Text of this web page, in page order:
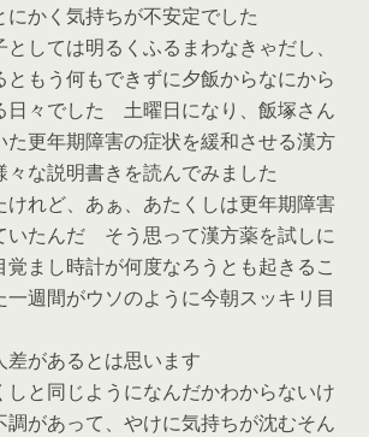
かく気持ちが不安定でした
しては明るくふるまわなきゃだし、
もう何もできずに夕飯からなにから
日々でした 土曜日になり、飯塚さん
た更年期障害の症状を緩和させる漢方
な説明書きを読んでみました
けれど、あぁ、あたくしは更年期障害
いたんだ そう思って漢方薬を試しに
まし時計が何度なろうとも起きるこ
一週間がウソのように今朝スッキリ目
差があるとは思います
しと同じようになんだかわからないけ
調があって、やけに気持ちが沈むそん